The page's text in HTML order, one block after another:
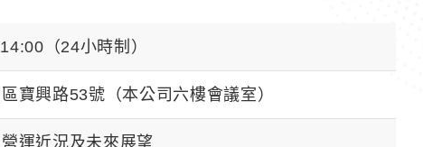
（24小時制）
寶興路53號（本公司六樓會議室）
運近況及未來展望